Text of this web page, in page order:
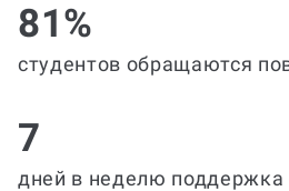
81%
студентов обращаются
7
дней в неделю поддержка